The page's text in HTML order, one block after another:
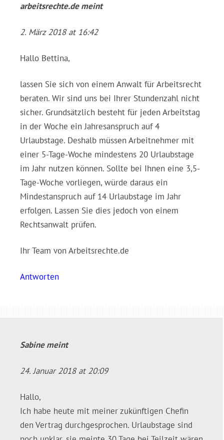
arbeitsrechte.demeint
2. März 2018 at 16:42
Hallo Bettina,
lassen Sie sich von einem Anwalt für Arbeitsrecht
beraten. Wir sind uns bei Ihrer Stundenzahl nicht
sicher. Grundsätzlich besteht für jeden Arbeitstag
in der Woche ein Jahresanspruch auf 4
Urlaubstage. Deshalb müssen Arbeitnehmer mit
einer 5-Tage-Woche mindestens 20 Urlaubstage
im Jahr nutzen können. Sollte bei Ihnen eine 3,5-
Tage-Woche vorliegen, würde daraus ein
Mindestanspruch auf 14 Urlaubstage im Jahr
erfolgen. Lassen Sie dies jedoch von einem
Rechtsanwalt prüfen.
Ihr Team von Arbeitsrechte.de
Antworten
Sabinemeint
24. Januar 2018 at 20:09
Hallo,
Ich habe heute mit meiner zukünftigen Chefin
den Vertrag durchgesprochen. Urlaubstage sind